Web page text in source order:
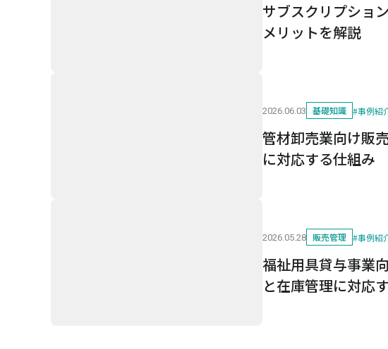
サブスクリプショ
メリットを解説
2026.06.03 基礎知識 #事例紹
管材卸売業向け販
に対応する仕組み
2026.05.28 販売管理 #事例紹
福祉用具貸与事業
と在庫管理に対応